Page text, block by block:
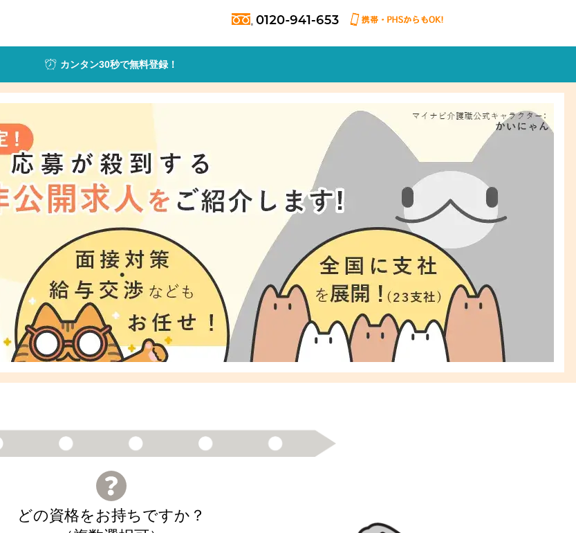
カンタン30秒で無料登録！
どの資格をお持ちですか？